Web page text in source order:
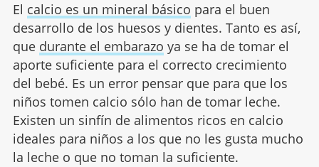
El calcio es un mineral básico para el buen
desarrollo de los huesos y dientes. Tanto es así,
que durante el embarazo ya se ha de tomar el
aporte suficiente para el correcto crecimiento
del bebé. Es un error pensar que para que los
niños tomen calcio sólo han de tomar leche.
Existen un sinfín de alimentos ricos en calcio
ideales para niños a los que no les gusta mucho
la leche o que no toman la suficiente.